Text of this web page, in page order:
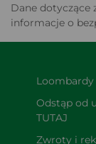
Dane dotyczące
informacje o
Loombardy
Odstąp od
TUTAJ
Zwroty i